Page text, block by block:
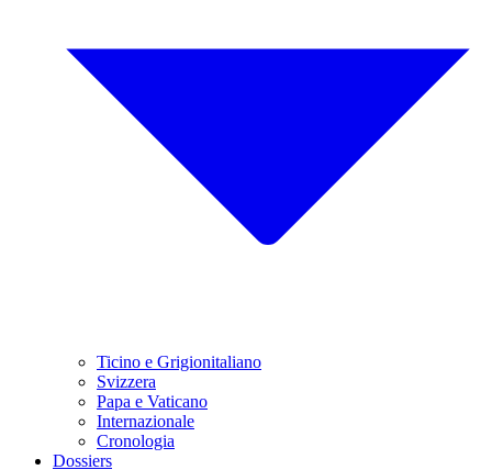
Ticino e Grigionitaliano
Svizzera
Papa e Vaticano
Internazionale
Cronologia
Dossiers